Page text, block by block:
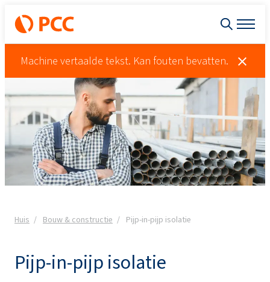
Machine vertaalde tekst. Kan fouten bevatten.
Huis Bouw & constructie Pijp-in-pijp isolatie
Pijp-in-pijp isolatie